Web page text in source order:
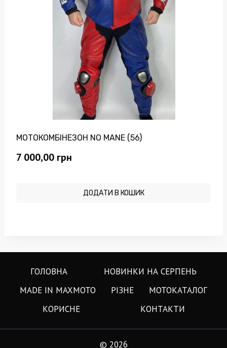
МОТОКОМБІНЕЗОН NO MANE (56)
7 000,00 грн
ДОДАТИ В КОШИК
ГОЛОВНА
НОВИНКИ НА СЕРПЕНЬ
MADE IN MAXMOTO
РІЗНЕ
МОТОКАТАЛОГ
КОРИСНЕ
КОНТАКТИ
© 2026